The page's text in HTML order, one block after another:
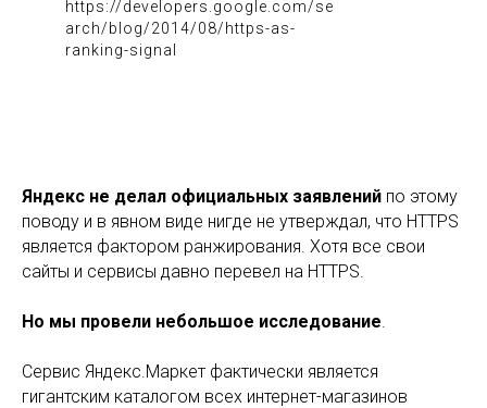
https://developers.google.com/se
arch/blog/2014/08/https-as-
ranking-signal
Яндекс не делал официальных заявлений по этому
поводу и в явном виде нигде не утверждал, что HTTPS
является фактором ранжирования. Хотя все свои
сайты и сервисы давно перевел на HTTPS.
Но мы провели небольшое исследование.
Сервис Яндекс.Маркет фактически является
гигантским каталогом всех интернет-магазинов